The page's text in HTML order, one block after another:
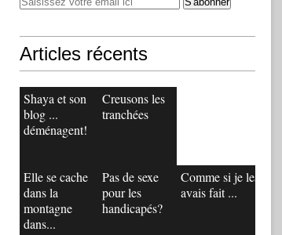
Articles récents
Shaya et son
blog ...
déménagent!
Creusons les
tranchées
Elle se cache
dans la
montagne
dans...
Pas de sexe
pour les
handicapés?
Comme si je les
avais fait ...